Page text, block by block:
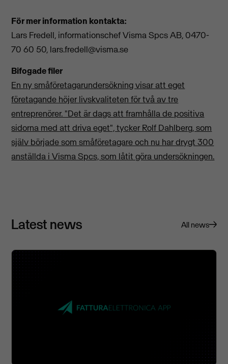
För mer information kontakta:
Lars Fredell, informationschef Visma Spcs AB, 0470-
70 60 50, lars.fredell@visma.se
Bifogade filer
En ny småföretagarundersökning visar att eget
företagande höjer livskvaliteten för två av tre
entreprenörer. "Det är dags att framhålla de positiva
sidorna med att driva eget", tycker Rolf Dahlberg, som
själv började som småföretagare och nu har drygt 300
anställda i Visma Spcs, som låtit göra undersökningen.
Latest news All news